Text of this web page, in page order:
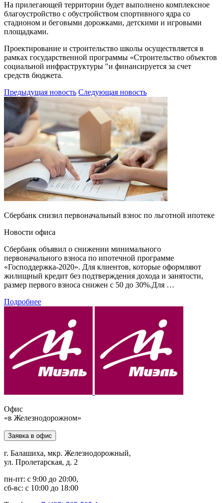
На прилегающей территории будет выполнено комплексное
благоустройство с обустройством спортивного ядра со
стадионом и беговыми дорожками, детскими и игровыми
площадками.
Проектирование и строительство школы осуществляется в
рамках государственной программы «Строительство объектов
социальной инфраструктуры "и финансируется за счет
средств бюджета.
Предыдущая новость Следующая новость
Сбербанк снизил первоначальный взнос по льготной ипотеке
Новости офиса
Сбербанк объявил о снижении минимального
первоначального взноса по ипотечной программе
«Господдержка-2020». Для клиентов, которые оформляют
жилищный кредит без подтверждения дохода и занятости,
размер первого взноса снижен с 50 до 30%.Для …
Подробнее
Офис
«в Железнодорожном»
Заявка в офис
г. Балашиха, мкр. Железнодорожный,
ул. Пролетарская, д. 2
пн-пт: с 9:00 до 20:00,
сб-вс: с 10:00 до 18:00